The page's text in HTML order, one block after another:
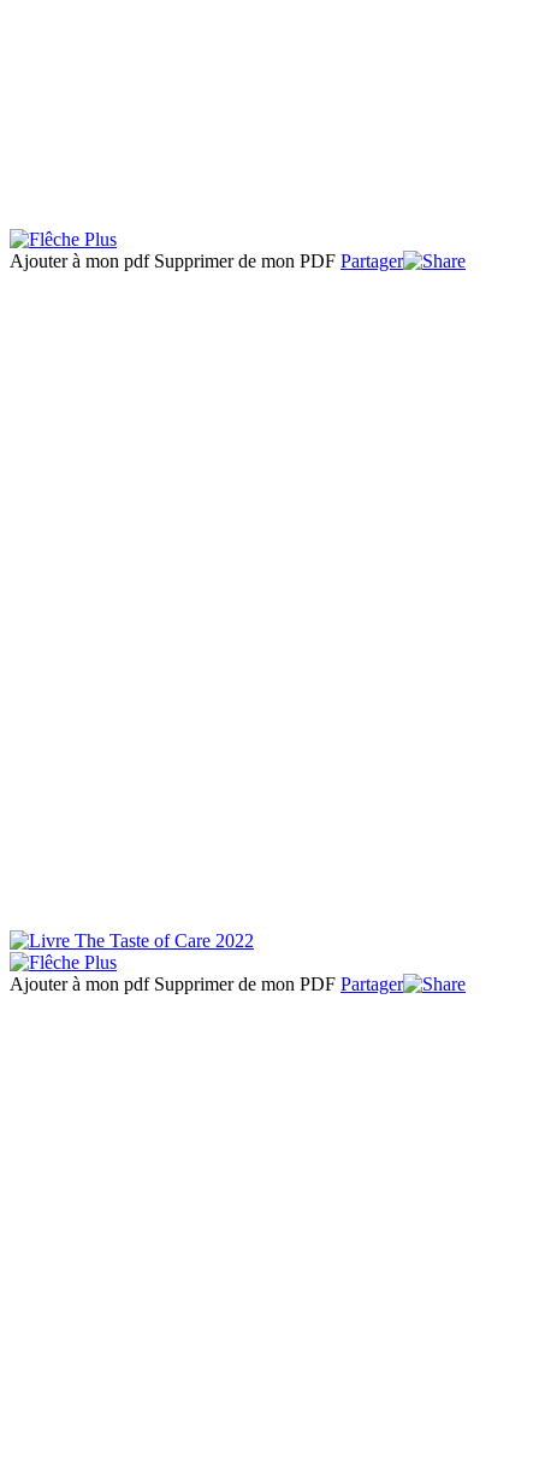
Ajouter à mon pdf Supprimer de mon PDF Partager
Ajouter à mon pdf Supprimer de mon PDF Partager